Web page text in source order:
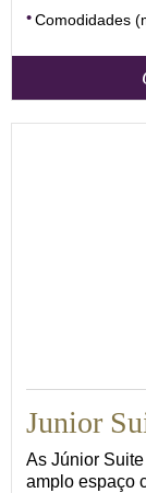
Comodidades
Junior
As Júnior
amplo espaço